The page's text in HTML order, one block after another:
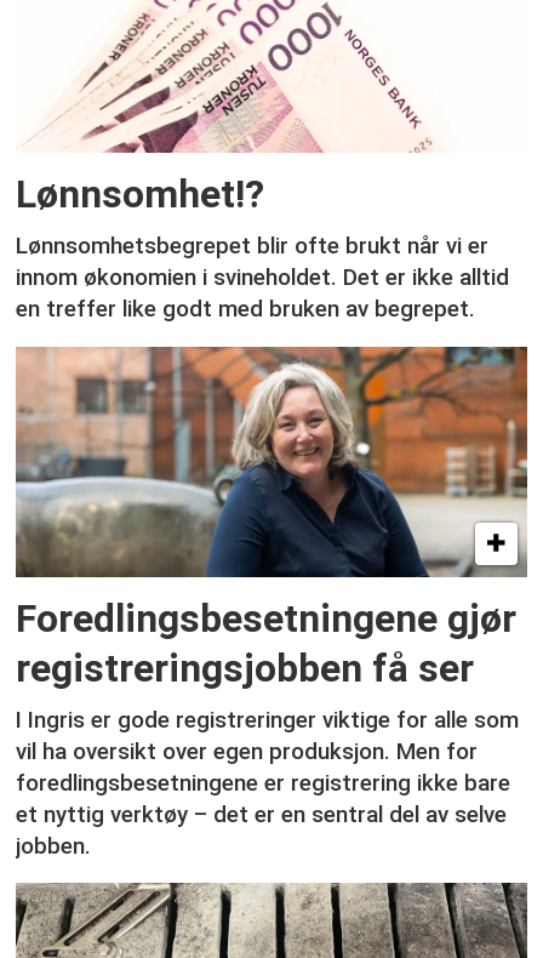
Lønnsomhet!?
Lønnsomhetsbegrepet blir ofte brukt når vi er
innom økonomien i svineholdet. Det er ikke alltid
en treffer like godt med bruken av begrepet.
Foredlingsbesetningene gjør
registreringsjobben få ser
I Ingris er gode registreringer viktige for alle som
vil ha oversikt over egen produksjon. Men for
foredlingsbesetningene er registrering ikke bare
et nyttig verktøy – det er en sentral del av selve
jobben.